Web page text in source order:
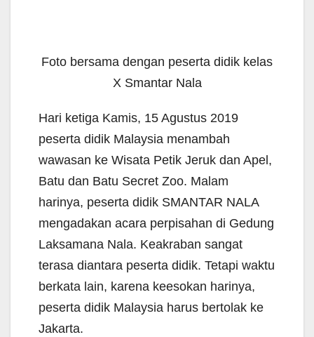
Foto bersama dengan peserta didik kelas
X Smantar Nala
Hari ketiga Kamis, 15 Agustus 2019
peserta didik Malaysia menambah
wawasan ke Wisata Petik Jeruk dan Apel,
Batu dan Batu Secret Zoo. Malam
harinya, peserta didik SMANTAR NALA
mengadakan acara perpisahan di Gedung
Laksamana Nala. Keakraban sangat
terasa diantara peserta didik. Tetapi waktu
berkata lain, karena keesokan harinya,
peserta didik Malaysia harus bertolak ke
Jakarta.